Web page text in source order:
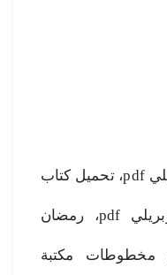
فهرس مخطوطات مكتبة كوبريلي pdf، تحميل كتاب
فهرس مخطوطات مكتبة كوبريلي pdf، رمضان
مكتبة